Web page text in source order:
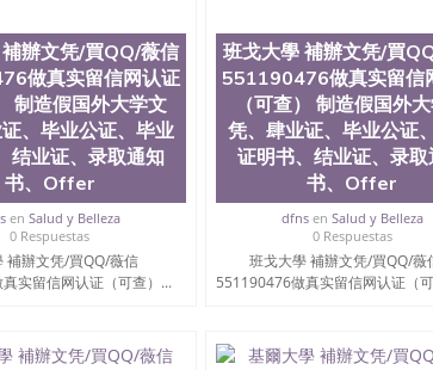
名在前十五名，且继续攀升中。纽约大学为学生们提
计学、MBA、财务、教育、建筑工程、经济、医学、
工程、天文学、农业、环境污染控制、历史、电气工
械工程、航天工程、土木工程、数学、化学、英语
算机科学、物理学、人工智能、商科、金融专业 1、
案； 2、补充毕业证成绩单等相关材料； 3、留服注
同客户本人一起去留服递交材料； 5、等待结果，完
付余款。 我们对海外大学及学院的毕业证成绩单所使
底纹，钢印LOGO烫金烫银，LOGO烫金烫银复合重
防伪）都有原版本文凭对照。质量得到了广大海外客
到与时俱进，及时掌握各大院校的（毕业证，成绩单
等相关材料）的版本更新信息， 能够在时间掌握的海
Q/微信:551190476办理毕业证成绩单、教育部
辦文凭/買QQ/薇信
做真实留信网认证
制造假国外大学文
、毕业公证、毕业
结业证、录取通知
书、Offer
enSalud y Belleza
0 Respuestas
補辦文凭/買QQ/薇信
实留信网认证（可查）...
班戈大學 補辦文凭/買
551190476做真实留信
（可查） 制造假国外
凭、肆业证、毕业公证
证明书、结业证、录取
书、Offer
dfnsen Salud y Belleza
0 Respuestas
班戈大學 補辦文凭/買QQ/薇
551190476做真实留信网认证（